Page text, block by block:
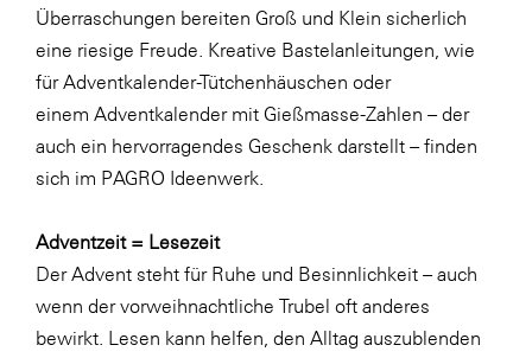
WKS Fachgruppe Finanzdienstleister
WK UBIT
Zühlke
Media
Überraschungen bereiten Groß und Klein sicherlich
eine riesige Freude. Kreative Bastelanleitungen, wie
fürAdventkalender-Tütchenhäuschen oder
einem Adventkalender mit Gießmasse-Zahlen – der
auch ein hervorragendes Geschenk darstellt – finden
sich im PAGRO Ideenwerk.
Adventzeit = Lesezeit
Der Advent steht für Ruhe und Besinnlichkeit – auch
wenn der vorweihnachtliche Trubel oft anderes
bewirkt. Lesen kann helfen, den Alltag auszublenden